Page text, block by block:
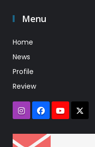
Menu
Home
News
Profile
Review